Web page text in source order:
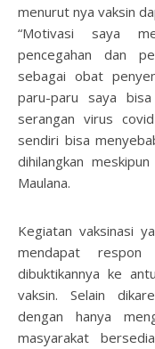
menurut nya vaksin
“Motivasi saya
pencegahan dan
sebagai obat
paru-paru saya
serangan virus
sendiri bisa
dihilangkan
Maulana.
Kegiatan vaksinasi
mendapat
dibuktikannya ke
vaksin. Selain
dengan hanya
masyarakat